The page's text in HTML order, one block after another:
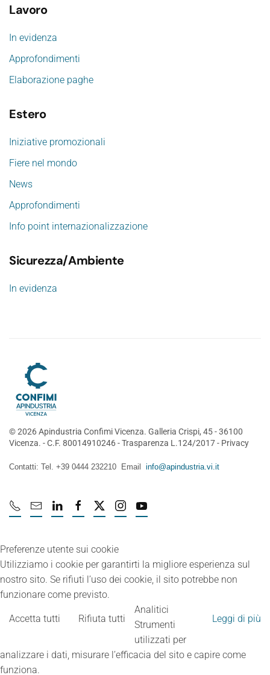
Lavoro
In evidenza
Approfondimenti
Elaborazione paghe
Estero
Iniziative promozionali
Fiere nel mondo
News
Approfondimenti
Info point internazionalizzazione
Sicurezza/Ambiente
In evidenza
©2026Apindustria Confimi Vicenza. Galleria Crispi, 45 - 36100
Vicenza. - C.F. 80014910246 -Trasparenza L.124/2017- Privacy
Contatti: Tel. +39 0444 232210 Email info@apindustria.vi.it
Preferenze utente sui cookie
Utilizziamo i cookie per garantirti la migliore esperienza sul
nostro sito. Se rifiuti l’uso dei cookie, il sito potrebbe non
funzionare come previsto.
Accetta tutti Rifiuta tutti Leggi di più
Analitici
Strumenti
utilizzati per
analizzare i dati, misurare l’efficacia del sito e capire come
funziona.